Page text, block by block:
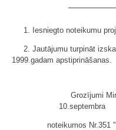
1. Iesniegto noteikumu
2. Jautājumu turpināt
1999.gadam apstiprināšanas.
Grozījumi
10.septembra
noteikumos Nr.351